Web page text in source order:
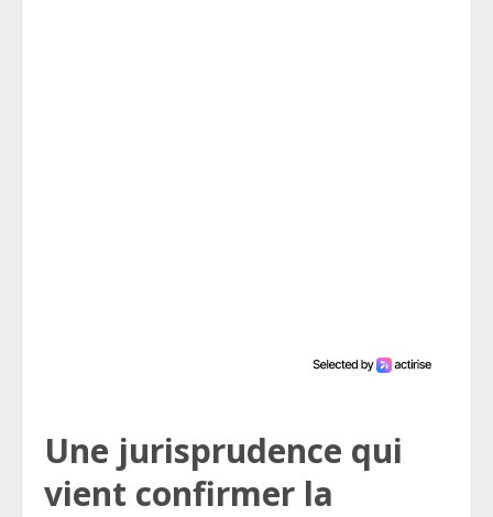
Une jurisprudence qui
vient confirmer la